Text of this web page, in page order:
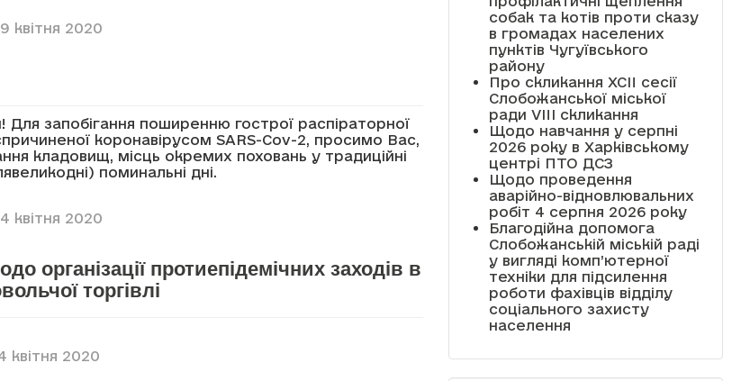
квітня 2020
Для запобігання поширенню гострої распіраторної
коронавірусом SARS-Cov-2, просимо Вас,
кладовищ, місць окремих поховань у традиційні
поминальні дні.
квітня 2020
організації протиепідемічних заходів в
торгівлі
квітня 2020
собак та котів проти сказу
в громадах населених
пунктів Чугуївського
району
Про скликання XCII сесії
Слобожанської міської
ради VIII скликання
Щодо навчання у серпні
2026 року в Харківському
центрі ПТО ДСЗ
Щодо проведення
аварійно-відновлювальних
робіт 4 серпня 2026 року
Благодійна допомога
Слобожанській міській раді
у вигляді комп’ютерної
техніки для підсилення
роботи фахівців відділу
соціального захисту
населення